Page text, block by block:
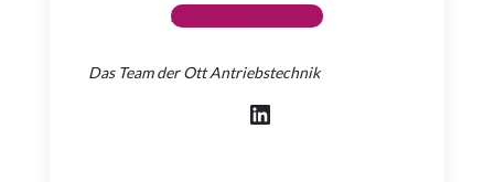
Zum Kontaktformular
Das Team der Ott Antriebstechnik
LinkedIn